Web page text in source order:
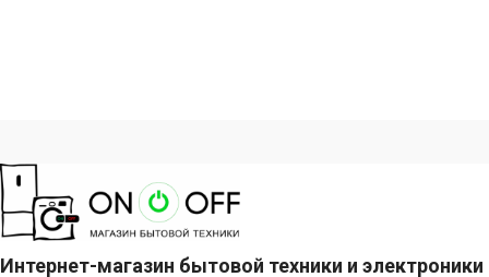
Интернет-магазин бытовой техники и электроники